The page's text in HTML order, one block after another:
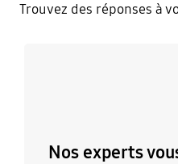
Trouvez des réponses à
Nos experts